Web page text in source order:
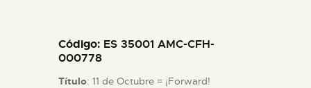
DIDÁCTICA
Código: ES 35001 AMC-CFH-
000778
Título: 11 de Octubre = ¡Forward!